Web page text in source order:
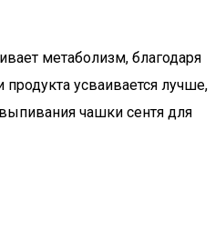
метаболизм, благодаря
усваивается лучше,
чашки сентя для